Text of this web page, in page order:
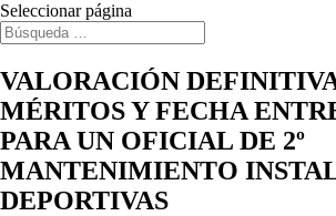
Seleccionar página
VALORACIÓN
MÉRITOS Y FECHA
PARA UN OFICIAL DE 2º
MANTENIMIENTO
DEPORTIVAS